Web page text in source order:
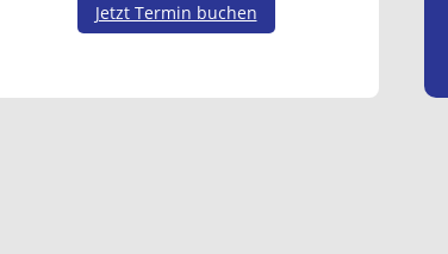
Jetzt Termin buchen